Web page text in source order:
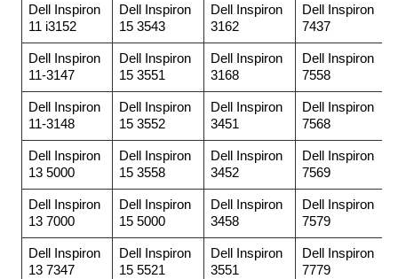
Dell Inspiron
11 i3152
Dell Inspiron
15 3543
Dell Inspiron
3162
Dell Inspiron
7437
Dell Inspiron
11-3147
Dell Inspiron
15 3551
Dell Inspiron
3168
Dell Inspiron
7558
Dell Inspiron
11-3148
Dell Inspiron
15 3552
Dell Inspiron
3451
Dell Inspiron
7568
Dell Inspiron
13 5000
Dell Inspiron
15 3558
Dell Inspiron
3452
Dell Inspiron
7569
Dell Inspiron
13 7000
Dell Inspiron
15 5000
Dell Inspiron
3458
Dell Inspiron
7579
Dell Inspiron
13 7347
Dell Inspiron
15 5521
Dell Inspiron
3551
Dell Inspiron
7779